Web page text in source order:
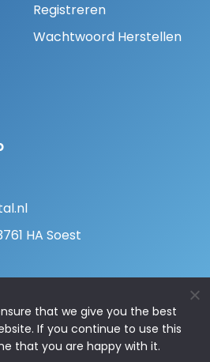
Registreren
Wachtwoord Herstellen
HA Soest
that we give you the best
If you continue to use this
that you are happy with it.